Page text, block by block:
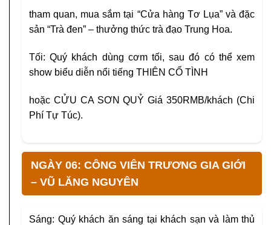
tham quan, mua sắm tại “Cửa hàng Tơ Lụa” và đặc
sản “Trà đen” – thưởng thức trà đạo Trung Hoa.
Tối: Quý khách dùng cơm tối, sau đó có thể xem
show biểu diễn nổi tiếng THIÊN CỔ TÌNH
hoặc CỬU CA SƠN QUỶ Giá 350RMB/khách (Chi
Phí Tự Túc).
NGÀY 06: CÔNG VIÊN TRƯƠNG GIA GIỚI
– VŨ LĂNG NGUYÊN
Sáng: Quý khách ăn sáng tại khách sạn và làm thủ